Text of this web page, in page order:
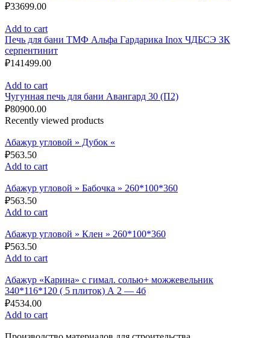
₽33699.00
Add to cart
Печь для бани ТМФ Альфа Гардарика Inox ЧДБСЭ ЗК
серпентинит
₽141499.00
Add to cart
Чугунная печь для бани Авангард 30 (П2)
₽80900.00
Recently viewed products
Абажур угловой » Дубок «
₽563.50
Add to cart
Абажур угловой » Бабочка » 260*100*360
₽563.50
Add to cart
Абажур угловой » Клен » 260*100*360
₽563.50
Add to cart
Абажур «Карина» с гимал. солью+ можжевельник
340*116*120 ( 5 плиток) А 2 — 4б
₽4534.00
Add to cart